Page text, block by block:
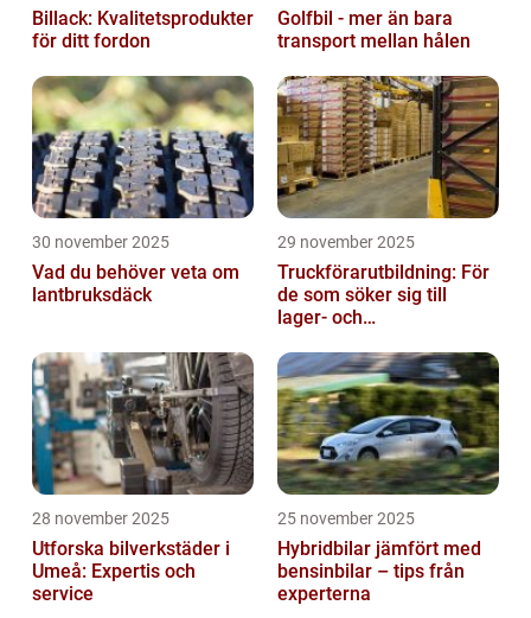
Billack: Kvalitetsprodukter
för ditt fordon
Golfbil - mer än bara
transport mellan hålen
30 november 2025
Vad du behöver veta om
lantbruksdäck
29 november 2025
Truckförarutbildning: För
de som söker sig till
lager- och
28 november 2025
Utforska bilverkstäder i
Umeå: Expertis och
service
25 november 2025
Hybridbilar jämfört med
bensinbilar – tips från
experterna